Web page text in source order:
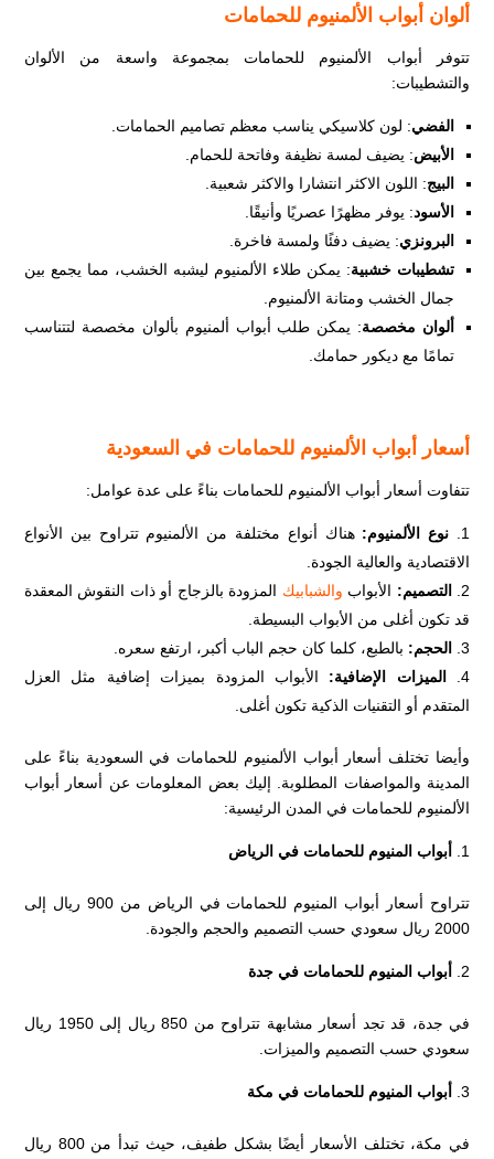
ألوان أبواب الألمنيوم للحمامات
تتوفر أبواب الألمنيوم للحمامات بمجموعة واسعة من الألوان
والتشطيبات:
الفضي: لون كلاسيكي يناسب معظم تصاميم الحمامات.
الأبيض: يضيف لمسة نظيفة وفاتحة للحمام.
البيج: اللون الاكثر انتشارا والاكثر شعبية.
الأسود: يوفر مظهرًا عصريًا وأنيقًا.
البرونزي: يضيف دفئًا ولمسة فاخرة.
تشطيبات خشبية: يمكن طلاء الألمنيوم ليشبه الخشب، مما يجمع بين
جمال الخشب ومتانة الألمنيوم.
ألوان مخصصة: يمكن طلب أبواب ألمنيوم بألوان مخصصة لتتناسب
تمامًا مع ديكور حمامك.
أسعار أبواب الألمنيوم للحمامات في السعودية
تتفاوت أسعار أبواب الألمنيوم للحمامات بناءً على عدة عوامل:
نوع الألمنيوم: هناك أنواع مختلفة من الألمنيوم تتراوح بين الأنواع
الاقتصادية والعالية الجودة.
التصميم: الأبواب والشبابيك المزودة بالزجاج أو ذات النقوش المعقدة
قد تكون أغلى من الأبواب البسيطة.
الحجم: بالطبع، كلما كان حجم الباب أكبر، ارتفع سعره.
الميزات الإضافية: الأبواب المزودة بميزات إضافية مثل العزل
المتقدم أو التقنيات الذكية تكون أغلى.
وأيضا تختلف أسعار أبواب الألمنيوم للحمامات في السعودية بناءً على
المدينة والمواصفات المطلوبة. إليك بعض المعلومات عن أسعار أبواب
الألمنيوم للحمامات في المدن الرئيسية:
أبواب المنيوم للحمامات في الرياض
تتراوح أسعار أبواب المنيوم للحمامات في الرياض من 900 ريال إلى
2000 ريال سعودي حسب التصميم والحجم والجودة.
أبواب المنيوم للحمامات في جدة
في جدة، قد تجد أسعار مشابهة تتراوح من 850 ريال إلى 1950 ريال
سعودي حسب التصميم والميزات.
أبواب المنيوم للحمامات في مكة
في مكة، تختلف الأسعار أيضًا بشكل طفيف، حيث تبدأ من 800 ريال